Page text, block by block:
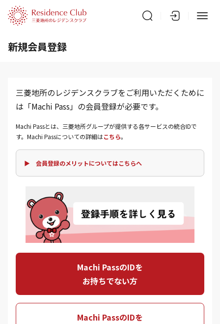
新規会員登録
三菱地所のレジデンスクラブをご利用いただくために
は「Machi Pass」の会員登録が必要です。
Machi Passとは、三菱地所グループが提供する各サービスの統合IDで
す。Machi Passについての詳細はこちら。
▶ 会員登録のメリットについてはこちらへ
Machi PassのIDを
お持ちでない方
Machi PassのIDを